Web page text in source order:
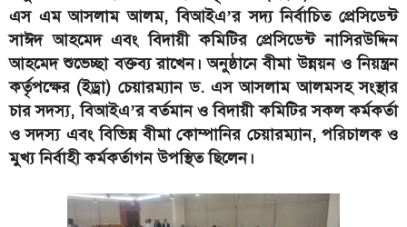
এস এম আসলাম আলম, বিআইএ’র সদ্য নির্বাচিত প্রেসিডেন্ট
সাঈদ আহমেদ এবং বিদায়ী কমিটির প্রেসিডেন্ট নাসিরউদ্দিন
আহমেদ শুভেচ্ছা বক্তব্য রাখেন। অনুষ্ঠানে বীমা উন্নয়ন ও নিয়ন্ত্রন
কর্তৃপক্ষের (ইড্রা) চেয়ারম্যান ড. এস আসলাম আলমসহ সংস্থার
চার সদস্য, বিআইএ’র বর্তমান ও বিদায়ী কমিটির সকল কর্মকর্তা
ও সদস্য এবং বিভিন্ন বীমা কোম্পানির চেয়ারম্যান, পরিচালক ও
মুখ্য নির্বাহী কর্মকর্তাগন উপস্থিত ছিলেন।